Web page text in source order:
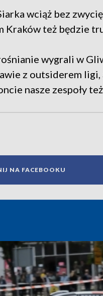
wciąż bez
Kraków też będzie
wygrali w
z outsiderem
nasze zespoły
NA FACEBOOKU